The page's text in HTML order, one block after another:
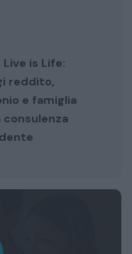
is Life:
reddito,
e famiglia
consulenza